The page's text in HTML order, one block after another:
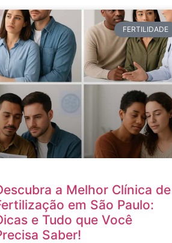
FERTILIDADE
a Melhor Clínica de
em São Paulo:
e Tudo que Você
Saber!